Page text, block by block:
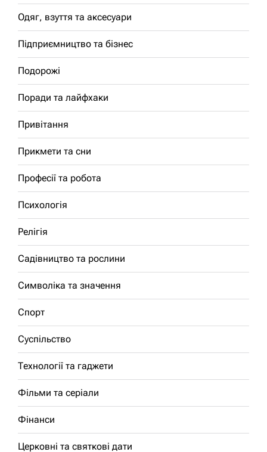
Одяг, взуття та аксесуари
Підприємництво та бізнес
Подорожі
Поради та лайфхаки
Привітання
Прикмети та сни
Професії та робота
Психологія
Релігія
Садівництво та рослини
Символіка та значення
Спорт
Суспільство
Технології та гаджети
Фільми та серіали
Фінанси
Церковні та святкові дати